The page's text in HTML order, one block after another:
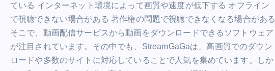
ている インターネット環境によって画質や速度が低下する オフライン
で視聴できない場合がある 著作権の問題で視聴できなくなる場合がある
そこで、動画配信サービスから動画をダウンロードできるソフトウェア
が注目されています。その中でも、StreamGaGaは、高画質でのダウン
ロードや多数のサイトに対応していることで人気を集めています。しか
ENTERTAINMENT